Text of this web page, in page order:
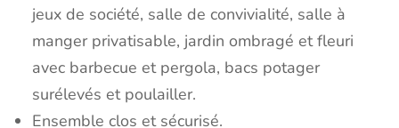
jeux de société, salle de convivialité, salle à
manger privatisable, jardin ombragé et fleuri
avec barbecue et pergola, bacs potager
surélevés et poulailler.
Ensemble clos et sécurisé.